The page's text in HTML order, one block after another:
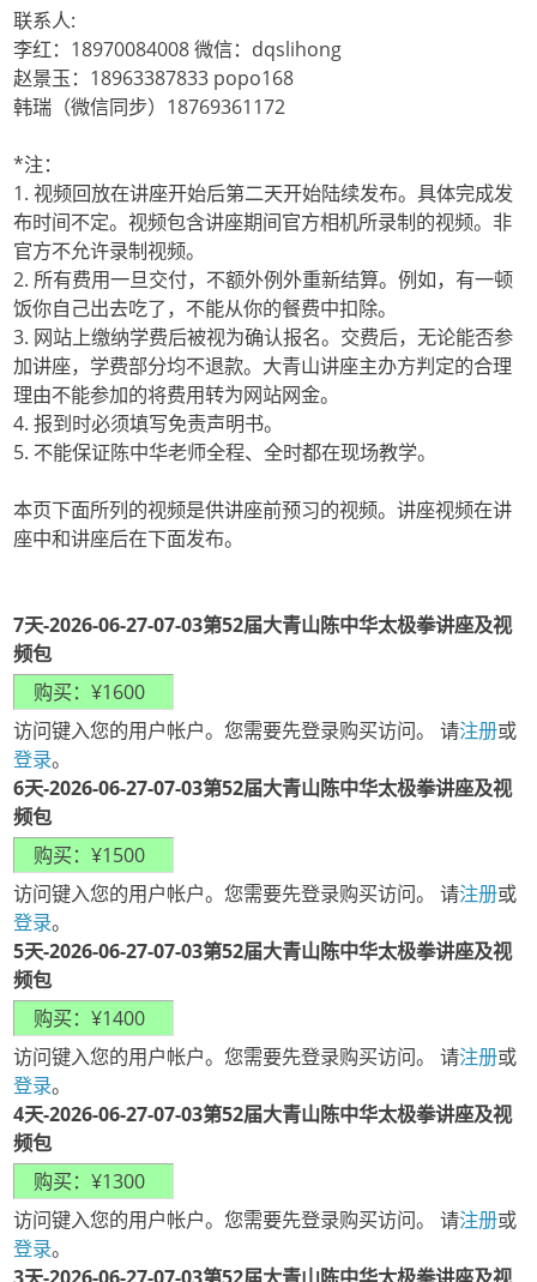
联系人:
李红：18970084008 微信：dqslihong
赵景玉：18963387833 popo168
韩瑞（微信同步）18769361172
*注：
1. 视频回放在讲座开始后第二天开始陆续发布。具体完成发
布时间不定。视频包含讲座期间官方相机所录制的视频。非
官方不允许录制视频。
2. 所有费用一旦交付，不额外例外重新结算。例如，有一顿
饭你自己出去吃了，不能从你的餐费中扣除。
3. 网站上缴纳学费后被视为确认报名。交费后，无论能否参
加讲座，学费部分均不退款。大青山讲座主办方判定的合理
理由不能参加的将费用转为网站网金。
4. 报到时必须填写免责声明书。
5. 不能保证陈中华老师全程、全时都在现场教学。
本页下面所列的视频是供讲座前预习的视频。讲座视频在讲
座中和讲座后在下面发布。
7天-2026-06-27-07-03第52届大青山陈中华太极拳讲座及视
频包
访问键入您的用户帐户。您需要先登录购买访问。 请注册或
登录。
6天-2026-06-27-07-03第52届大青山陈中华太极拳讲座及视
频包
访问键入您的用户帐户。您需要先登录购买访问。 请注册或
登录。
5天-2026-06-27-07-03第52届大青山陈中华太极拳讲座及视
频包
访问键入您的用户帐户。您需要先登录购买访问。 请注册或
登录。
4天-2026-06-27-07-03第52届大青山陈中华太极拳讲座及视
频包
访问键入您的用户帐户。您需要先登录购买访问。 请注册或
登录。